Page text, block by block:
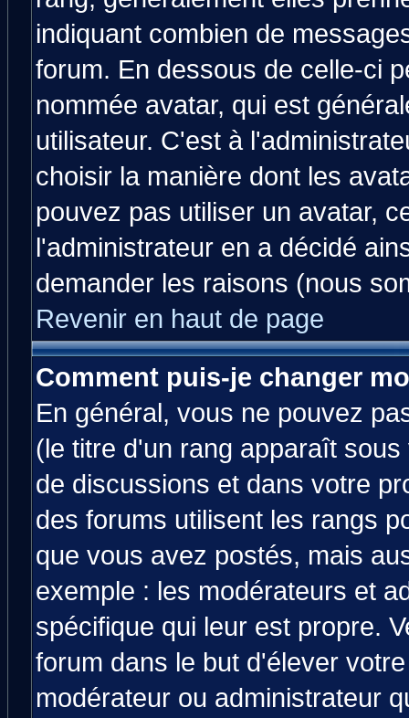
indiquant combien de
forum. En dessous de celle-ci
nommée avatar, qui est
utilisateur. C'est à
choisir la manière dont les
pouvez pas utiliser un avatar,
l'administrateur en a décidé
demander les raisons (nous
Revenir en haut de page
Comment puis-je changer
En général, vous ne pouvez
(le titre d'un rang apparaît
de discussions et dans votre
des forums utilisent les rangs
que vous avez postés, mais
exemple : les modérateurs et
spécifique qui leur est propre.
forum dans le but d'élever
modérateur ou administrateur